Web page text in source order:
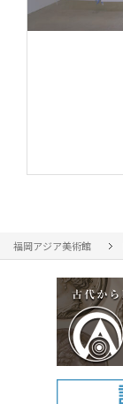
福岡アジア美術館